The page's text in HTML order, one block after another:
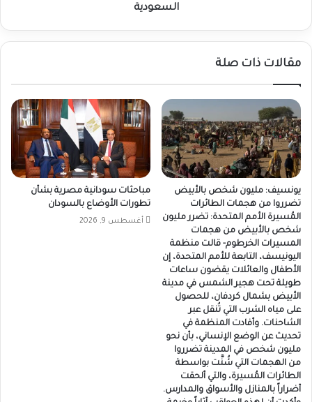
السعودية
مقالات ذات صلة
يونسيف: مليون شخص بالأبيض
تضرروا من هجمات الطائرات
المُسيرة الأمم المتحدة: تضرر مليون
شخص بالأبيض من هجمات
المسيرات الخرطوم- قالت منظمة
اليونيسف، التابعة للأمم المتحدة، إن
الأطفال والعائلات يقضون ساعات
طويلة تحت هجير الشمس في مدينة
الأبيض بشمال كردفان، للحصول
على مياه الشرب التي تُنقل عبر
الشاحنات. وأفادت المنظمة في
تحديث عن الوضع الإنساني، بأن نحو
مليون شخص في المدينة تضرروا
من الهجمات التي شُنَّت بواسطة
الطائرات المُسيرة، والتي ألحقت
أضراراً بالمنازل والأسواق والمدارس.
مباحثات سودانية مصرية بشأن
تطورات الأوضاع بالسودان
أغسطس 9, 2026